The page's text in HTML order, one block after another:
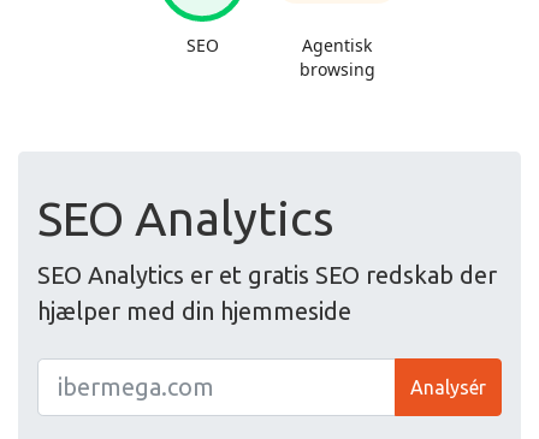
SEO Analytics
SEO Analytics er et gratis SEO redskab der
hjælper med din hjemmeside
Analysér